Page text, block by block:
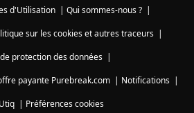
d'Utilisation | Qui sommes-nous ? |
sur les cookies et autres traceurs|
protection des données|
payante Purebreak.com | Notifications |
| Préférences cookies